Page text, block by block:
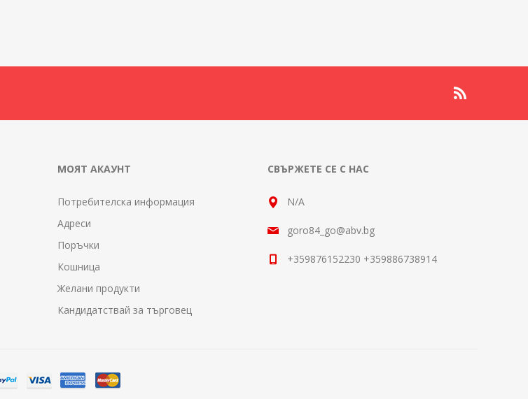
МОЯТ АКАУНТ
Потребителска информация
Адреси
Поръчки
Кошница
Желани продукти
Кандидатствай за търговец
СВЪРЖЕТЕ СЕ С НАС
N/A
goro84_go@abv.bg
+359876152230 +359886738914